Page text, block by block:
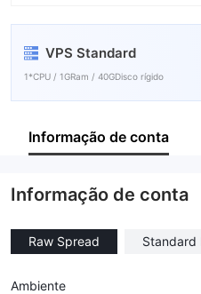
FXT
Funcionário da empresa
--
VPS Standard
1*CPU / 1GRam / 40GDisco rígido
Informação de conta
Informação de conta
Raw Spread Standard
Ambiente